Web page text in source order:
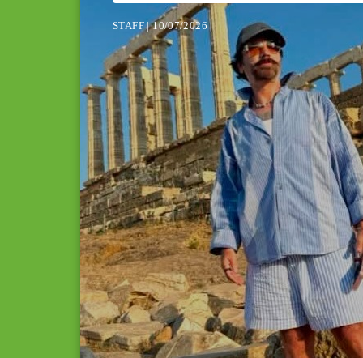
STAFF | 10/07/2026